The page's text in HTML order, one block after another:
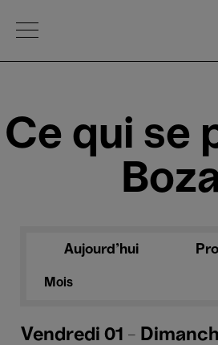
Open Menu
Ce qui se
Aujourd'hui
Mois
Vendredi 01 -